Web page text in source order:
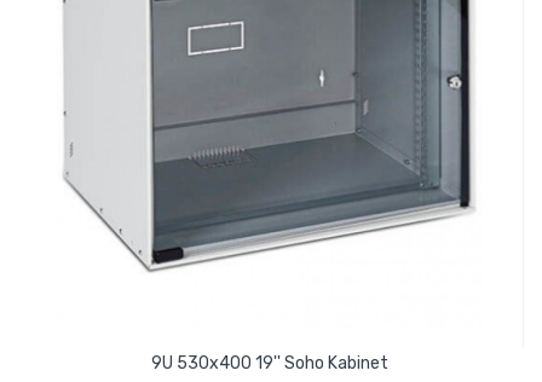
9U 530x400 19'' Soho Kabinet